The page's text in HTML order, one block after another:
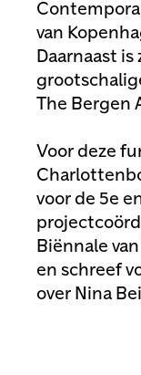
van
Daarnaast
The Bergen
Voor deze
voor de 5e
Biënnale
en schreef
over Nina